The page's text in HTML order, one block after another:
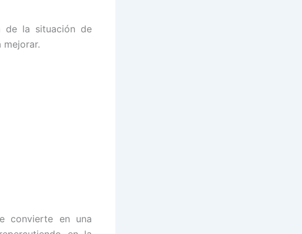
de la situación de
mejorar.
convierte en una